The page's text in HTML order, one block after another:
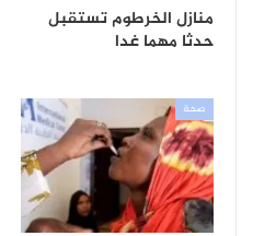
منازل الخرطوم تستقبل
حدثا مهما غدا
صحة